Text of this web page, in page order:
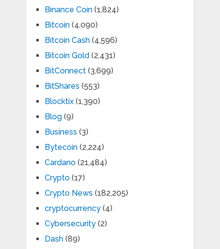
Binance Coin(1,824)
Bitcoin(4,090)
Bitcoin Cash(4,596)
Bitcoin Gold (2,431)
BitConnect(3,699)
BitShares (553)
Blocktix(1,390)
Blog(9)
Business (3)
Bytecoin(2,224)
Cardano(21,484)
Crypto(17)
Crypto News (182,205)
cryptocurrency(4)
Cybersecurity(2)
Dash(89)